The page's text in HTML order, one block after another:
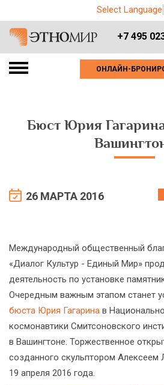
Select Language
+7 495
ОНЛАЙН-
Бюст Юрия
26 МАРТА 2016
Международный общественный
«Диалог Культур - Единый Мир»
деятельность по установке
Очередным важным этапом станет
бюста Юрия Гагарина в
космонавтики Смитсоновского
в Вашингтоне. Торжественное
созданного скульптором Алексеем
19 апреля 2016 года.